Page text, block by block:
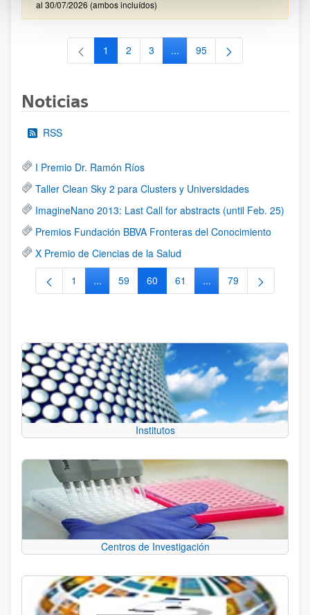
al 30/07/2026 (ambos incluídos)
Página
1 Página
2 Página
3 ...Páginas intermedias Use TAB
Página
95
Noticias
RSS
I Premio Dr. Ramón Ríos
Taller Clean Sky 2 para Clusters y Universidades
ImagineNano 2013: Last Call for abstracts (until Feb. 25)
Premios Fundación BBVA Fronteras del Conocimiento
X Premio de Ciencias de la Salud
Página
1 ...Páginas intermedias Use TAB para desplazarse.
Página
59 Página
60 Página
61 ...Páginas intermedias
Página
79
Institutos
Centros de Investigación